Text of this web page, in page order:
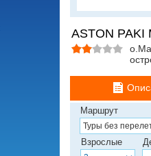
ASTON PAKI
Маршрут
Взрослые